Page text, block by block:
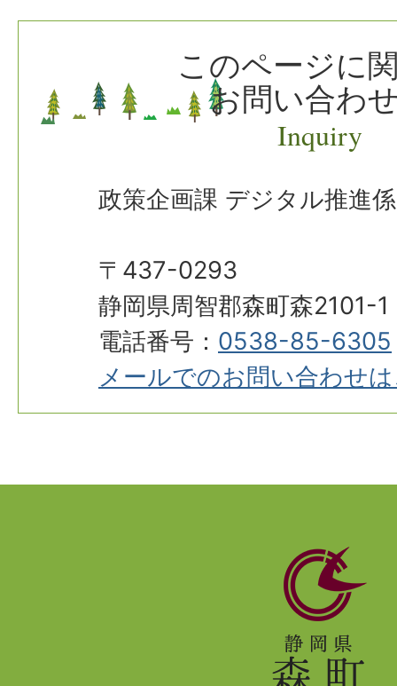
このページに
お問い合わ
Inquiry
政策企画課 デジタル推進係
〒437-0293
静岡県周智郡森町森2101-1
電話番号： 0538-85-6305
メールでのお問い合わせ
静
岡
県
森